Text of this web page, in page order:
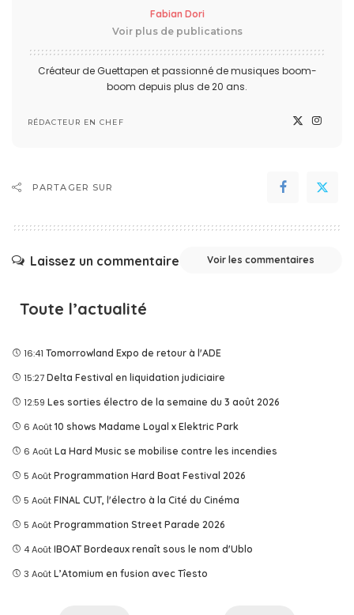
Fabian Dori
Voir plus de publications
Créateur de Guettapen et passionné de musiques boom-
boom depuis plus de 20 ans.
RÉDACTEUR EN CHEF
PARTAGER SUR
Laissez un commentaire Voir les commentaires
Toute l’actualité
16:41 Tomorrowland Expo de retour à l'ADE
15:27 Delta Festival en liquidation judiciaire
12:59 Les sorties électro de la semaine du 3 août 2026
6 Août 10 shows Madame Loyal x Elektric Park
6 Août La Hard Music se mobilise contre les incendies
5 Août Programmation Hard Boat Festival 2026
5 Août FINAL CUT, l'électro à la Cité du Cinéma
5 Août Programmation Street Parade 2026
4 Août IBOAT Bordeaux renaît sous le nom d'Ublo
3 Août L’Atomium en fusion avec Tîesto